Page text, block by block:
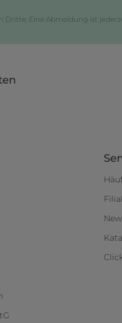
Dritte. Eine Abmeldung ist